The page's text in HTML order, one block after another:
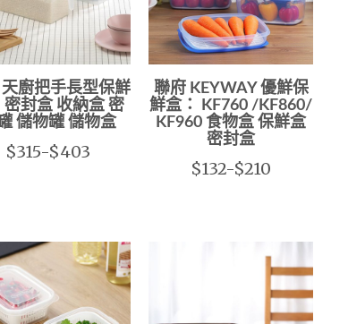
廚把手長型保鮮
密封盒 收納盒 密
儲物罐 儲物盒
$315-$403
聯府 KEYWAY 優鮮保
鮮盒： KF760 /KF860/
KF960 食物盒 保鮮盒
密封盒
$132-$210